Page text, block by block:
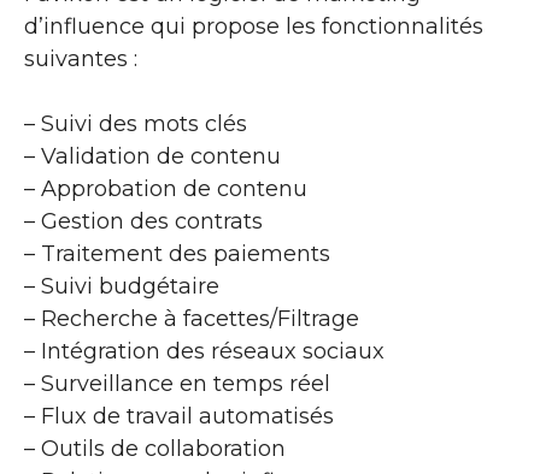
d’influence qui propose les fonctionnalités
suivantes :
– Suivi des mots clés
– Validation de contenu
– Approbation de contenu
– Gestion des contrats
– Traitement des paiements
– Suivi budgétaire
– Recherche à facettes/Filtrage
– Intégration des réseaux sociaux
– Surveillance en temps réel
– Flux de travail automatisés
– Outils de collaboration